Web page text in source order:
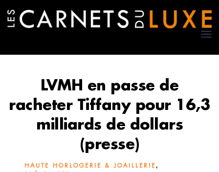
LVMH en passe de
racheter Tiffany pour 16,3
milliards de dollars
(presse)
HAUTE HORLOGERIE & JOAILLERIE,